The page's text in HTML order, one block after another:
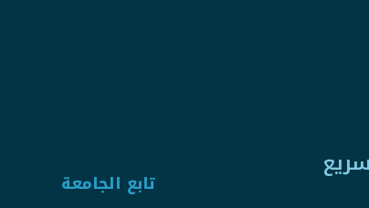
تابع الجامعة